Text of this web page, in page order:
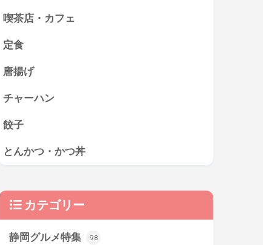
喫茶店・カフェ
定食
唐揚げ
チャーハン
餃子
とんかつ・かつ丼
カテゴリー
静岡グルメ特集 98